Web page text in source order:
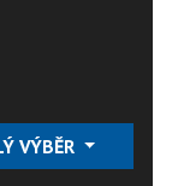
VÝBĚR